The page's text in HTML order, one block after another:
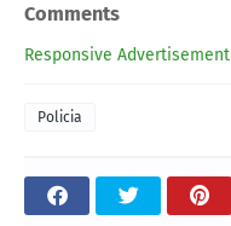
Comments
Responsive Advertisement
Policia